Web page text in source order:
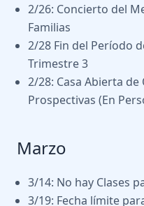
2/26: Concierto del
Familias
2/28 Fin del Período
Trimestre 3
2/28: Casa Abierta
Prospectivas (En
Marzo
3/14: No hay Clases
3/19: Fecha límite